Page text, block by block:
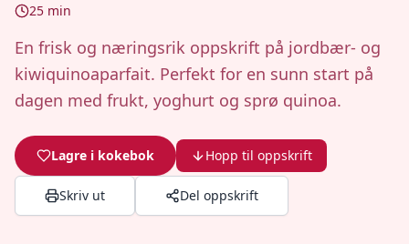
25 min
En frisk og næringsrik oppskrift på jordbær- og
kiwiquinoaparfait. Perfekt for en sunn start på
dagen med frukt, yoghurt og sprø quinoa.
Lagre i kokebok Hopp til oppskrift
Skriv ut Del oppskrift